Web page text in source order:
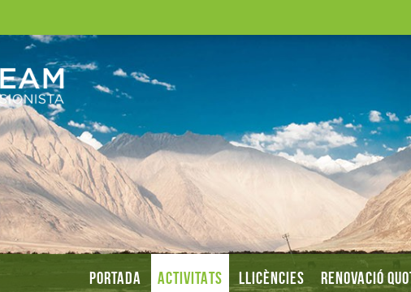
PORTADA ACTIVITATS LLICÈNCIES RENOVACIÓ